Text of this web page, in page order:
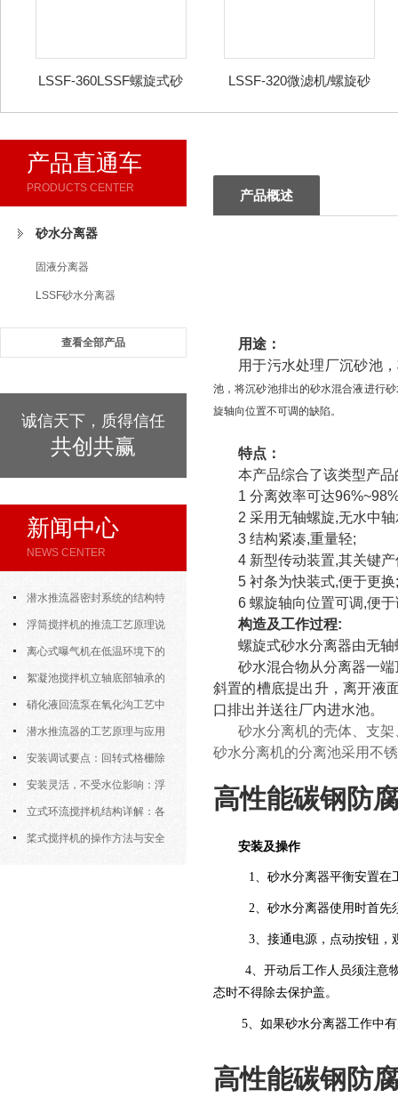
LSSF-360LSSF螺旋式砂
LSSF-320微滤机/螺旋砂
产品直通车
PRODUCTS CENTER
砂水分离器
固液分离器
LSSF砂水分离器
查看全部产品
诚信天下，质得信任
共创共赢
新闻中心
NEWS CENTER
潜水推流器密封系统的结构特
点与渗漏故障处理
浮筒搅拌机的推流工艺原理说
明 离心式曝气机在低温环境下的
运行特性与防冻措施
絮凝池搅拌机立轴底部轴承的
密封防水与免维护设计
硝化液回流泵在氧化沟工艺中
的布置位置对回流效果的影响
潜水推流器的工艺原理与应用
逻辑安装调试要点：回转式格栅除
污机的土建配合要求与水平度校准
安装灵活，不受水位影响：浮
筒式曝气机的结构优势与适用场景
立式环流搅拌机结构详解：各
部件的功能与协同
桨式搅拌机的操作方法与安全
产品概述
用途：
用于污水处理厂沉砂池
池，将沉砂池排出的砂水混合液进行
旋轴向位置不可调的缺陷。
特点：
本产品综合了该类型产
1 分离效率可达
2 采用无轴螺旋,无水中
3 结构紧凑,重量轻;
4 新型传动装置,其关键
5 衬条为快装式,便于更换;
6 螺旋轴向位置可调,便
构造及工作过程:
螺旋式砂水分离器由无
砂水混合物从分离器一
斜置的槽底提出升，离开液
口排出并送往厂内进水池。
砂水分离机的壳体、支
砂水分离机的分离池采用不
高性能碳钢防
安装及操作
1、砂水分离器平衡安置在
2、砂水分离器使用时首先
3、接通电源，点动按钮，
4、开动后工作人员须注意
态时不得除去保护盖。
5、如果砂水分离器工作中
高性能碳钢防